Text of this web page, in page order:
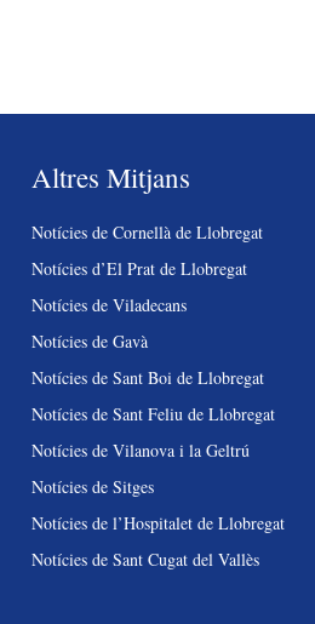
Altres Mitjans
Notícies de Cornellà de Llobregat
Notícies d’El Prat de Llobregat
Notícies de Viladecans
Notícies de Gavà
Notícies de Sant Boi de Llobregat
Notícies de Sant Feliu de Llobregat
Notícies de Vilanova i la Geltrú
Notícies de Sitges
Notícies de l’Hospitalet de Llobregat
Notícies de Sant Cugat del Vallès